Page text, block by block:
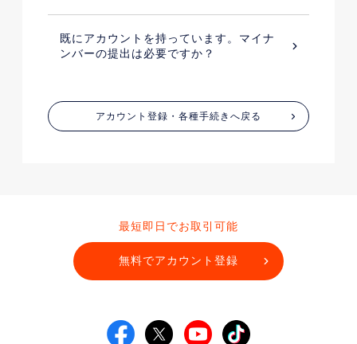
既にアカウントを持っています。マイナ
ンバーの提出は必要ですか？
アカウント登録・各種手続きへ戻る
最短即日でお取引可能
無料でアカウント登録